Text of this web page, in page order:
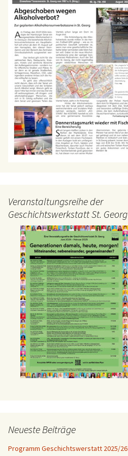
Veranstaltungsreihe der
Geschichtswerkstatt St. Georg
Neueste Beiträge
Programm Geschichtswerstatt 2025/26